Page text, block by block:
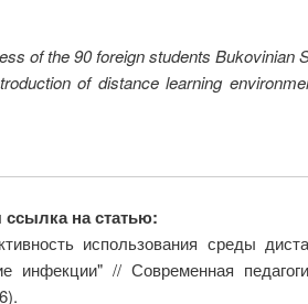
of the 90 foreign students
of distance learning
на статью:
использования среды
инфекции" // Современная